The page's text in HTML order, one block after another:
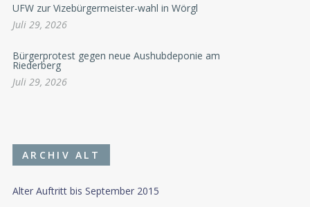
UFW zur Vizebürgermeister-wahl in Wörgl
Juli 29, 2026
Bürgerprotest gegen neue Aushubdeponie am
Riederberg
Juli 29, 2026
ARCHIV ALT
Alter Auftritt bis September 2015